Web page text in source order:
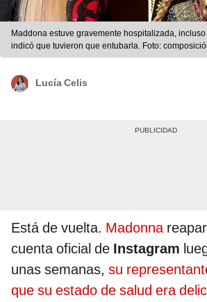
Maddona estuve gravemente hospitalizada,
indicó que tuvieron que entubarla. Foto:
LR/Madonna/E!/Instagram
Lucía Celis
Está de vuelta. Madonna
cuenta oficial de Instagram
unas semanas, su
que su estado de salud era